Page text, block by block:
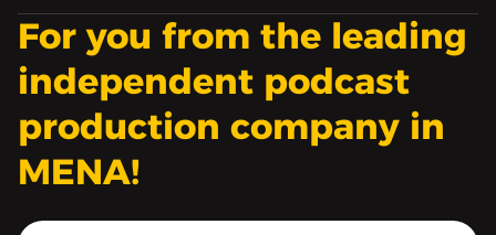
إلى أولّ حفلة حضرها له، ثم
آخر حفلة، وسط ما حملته
تلك السنين من أحداث ثقيلة
وتناقضات.
For you from the leading
independent podcast
production company in
MENA!